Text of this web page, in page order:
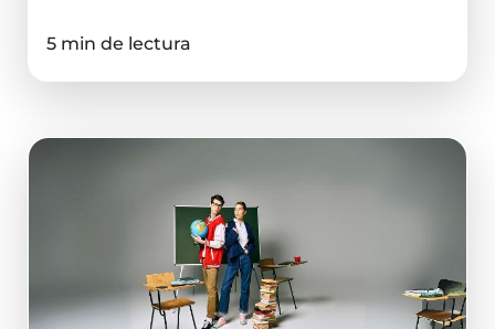
5 min de lectura